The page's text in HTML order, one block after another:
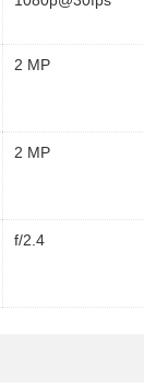
2 MP
2 MP
f/2.4